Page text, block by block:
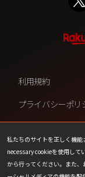
私たちのサイトを正しく機
necessary cookieを使用して
から行ってください。また
利用規約
プライバシーポリ
ファンコンテンツ
COOKIE